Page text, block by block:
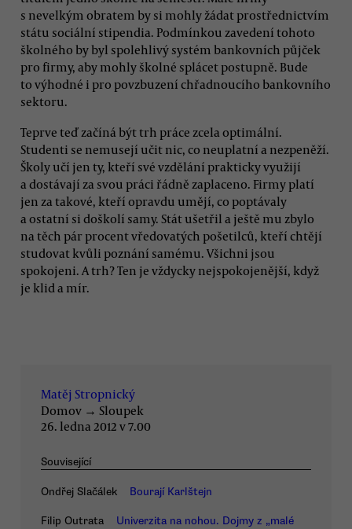
s nevelkým obratem by si mohly žádat prostřednictvím
státu sociální stipendia. Podmínkou zavedení tohoto
školného by byl spolehlivý systém bankovních půjček
pro firmy, aby mohly školné splácet postupně. Bude
to výhodné i pro povzbuzení chřadnoucího bankovního
sektoru.
Teprve teď začíná být trh práce zcela optimální.
Studenti se nemusejí učit nic, co neuplatní a nezpeněží.
Školy učí jen ty, kteří své vzdělání prakticky využijí
a dostávají za svou práci řádně zaplaceno. Firmy platí
jen za takové, kteří opravdu umějí, co poptávaly
a ostatní si doškolí samy. Stát ušetřil a ještě mu zbylo
na těch pár procent vředovatých pošetilců, kteří chtějí
studovat kvůli poznání samému. Všichni jsou
spokojeni. A trh? Ten je vždycky nejspokojenější, když
je klid a mír.
Matěj Stropnický
Domov → Sloupek
26. ledna 2012 v 7.00
Související
Ondřej Slačálek Bourají Karlštejn
Filip Outrata
Univerzita na nohou. Dojmy z „malé